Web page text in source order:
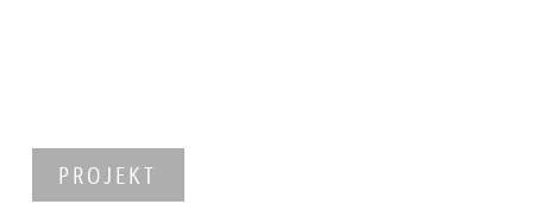
PROJEKT